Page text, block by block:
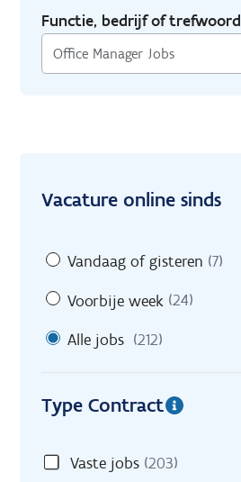
Functie, bedrijf of trefwoord
Vacature online sinds
Vandaag of gisteren (7)
Voorbije week (24)
Alle jobs (212)
Type Contract
Vaste jobs (203)